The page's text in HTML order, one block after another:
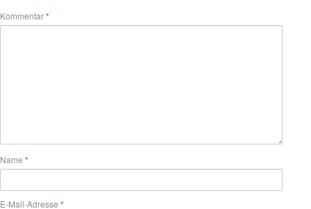
Kommentar*
Name *
E-Mail-Adresse *